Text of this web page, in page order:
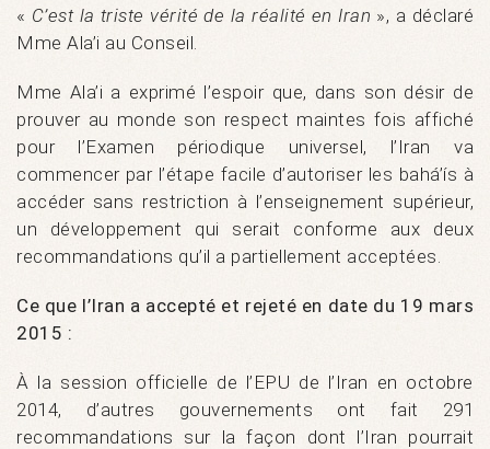
« C’est la triste vérité de la réalité en Iran », a déclaré
Mme Ala’i au Conseil.
Mme Ala’i a exprimé l’espoir que, dans son désir de
prouver au monde son respect maintes fois affiché
pour l’Examen périodique universel, l’Iran va
commencer par l’étape facile d’autoriser les bahá’ís à
accéder sans restriction à l’enseignement supérieur,
un développement qui serait conforme aux deux
recommandations qu’il a partiellement acceptées.
Ce que l’Iran a accepté et rejeté en date du 19 mars
2015 :
À la session officielle de l’EPU de l’Iran en octobre
2014, d’autres gouvernements ont fait 291
recommandations sur la façon dont l’Iran pourrait